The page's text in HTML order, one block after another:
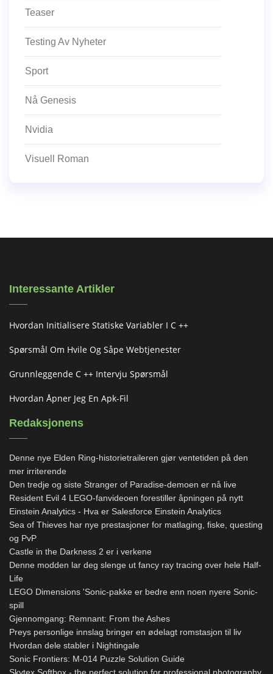
Teaser
Testing Av Nyheter
Sport
Nå Genesis
Nvidia
Visuell Roman
Interessante Artikler
Hvordan Initialisere Statiske Variabler I C ++
Spørsmål Om Hvile Og Såpe Webtjenester
Grunnleggende C ++ Intervju Spørsmål
Hvordan Åpner Jeg En Apk-Fil
Redaksjonens
Denne nye Elden Ring-historietraileren gjør ventetiden på den
mer irriterende
Den tredje og siste Stranger of Paradise-demoen er nå live
Resident Evil 4 LEGO-fanvideoen forestiller åpningen på nytt
Einstein Analytics - Hva er Salesforce Einstein Analytics
Sea of ​​Thieves har nye prestasjoner for matlaging, fiske, questing
og PvP
Castle in the Darkness 2 er i verkene
Denne modden lar deg slenge ut fancy ray tracing over hele Half-
Life
LEGO Dimensions 'Sonic-pakke er bedre enn noen nyere Sonic-
spill
Gjennomgang: Remnant: From the Ashes
Preys personlige innslag bringer en ødelagt romstasjon til liv
Hvordan dele stabler i Nightingale
Sonic Frontiers: M-014 Puzzle Solution Guide